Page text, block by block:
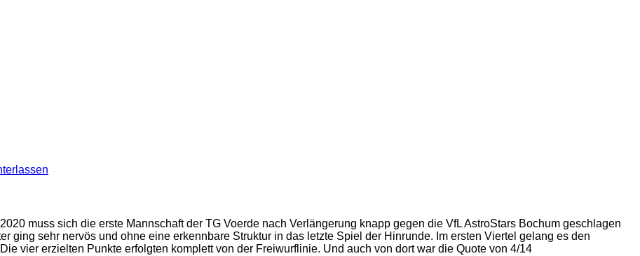
muss sich die erste Mannschaft der TG Voerde nach Verlängerung knapp gegen die VfL AstroStars Bochum geschlagen
ging sehr nervös und ohne eine erkennbare Struktur in das letzte Spiel der Hinrunde. Im ersten Viertel gelang es den
vier erzielten Punkte erfolgten komplett von der Freiwurflinie. Und auch von dort war die Quote von 4/14